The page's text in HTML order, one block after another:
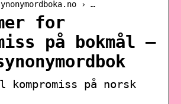
› …
for
på bokmål –
kompromiss på norsk